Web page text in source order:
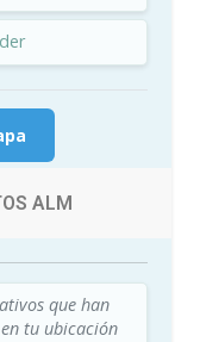
ALM
que han
tu ubicación